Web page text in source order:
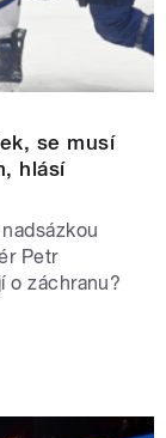
se musí
hlásí
Petr
o záchranu?